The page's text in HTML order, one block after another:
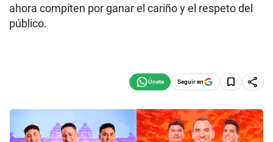
ahora compiten por ganar el cariño y el respeto del
público.
Seguir en